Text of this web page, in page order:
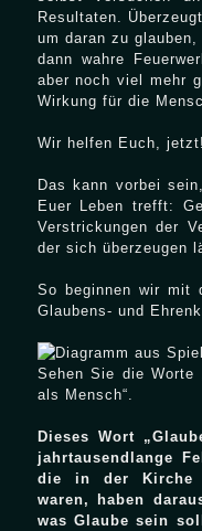
Resultaten.
um daran zu
dann wahre
aber noch viel mehr
Wirkung für die
Wir helfen Euch,
Das kann vorbei
Euer Leben trefft:
Verstrickungen der
der sich überzeugen
So beginnen wir mit
Glaubens- und
Sehen Sie die Worte
als Mensch“.
Dieses Wort
jahrtausendlange
die in der Kirche
waren, haben
was Glaube sein